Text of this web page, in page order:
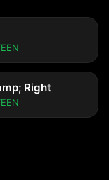
Right